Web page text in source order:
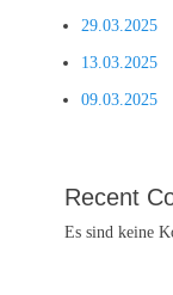
29.03.2025
13.03.2025
09.03.2025
Recent
Es sind keine